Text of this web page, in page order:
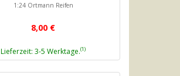
1:24 Ortmann Reifen
8,00 €
Lieferzeit: 3-5 Werktage.(1)